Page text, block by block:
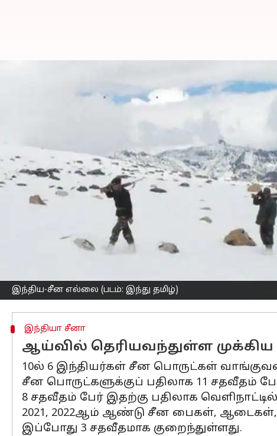
இந்திய-சீன எல்லை (படம்: இந்து தமிழ்)
சீன பொருட்களுக்கு 'நோ'
Dec 18, 2022 11:31 am
இந்திய-சீன எல்லை பிரச்சனைகளுக்கு
லோக்கல் சர்க்கிள்ஸ் அமைப்பு நடத்திய
2020ஆம் ஆண்டின் தொடக்கத்தில்
பனிப்போர் நிலவி வருகிறது.
2020ஆம் ஆண்டு தொடக்கத்தில் இரு
தொடர்ந்து, இந்திய-சீன எல்லைப்
சமீபமாக, கடந்த வாரம் அருணாச்சல
இது போன்ற சம்பவங்களுக்கு பிறகு
இந்தியா சீனா
ஆய்வில் தெரியவந்துள்ள
10ல் 6 இந்தியர்கள் சீன பொருட்கள்
சீன பொருட்களுக்குப் பதிலாக 11 சதவீதம்
8 சதவீதம் பேர் இதற்கு பதிலாக
2021, 2022ஆம் ஆண்டு சீன பைகள், ஆடைகள்,
இப்போது 3 சதவீதமாக குறைந்துள்ளது.